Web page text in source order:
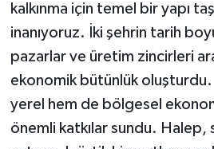
kalkınma için temel bir yapı
inanıyoruz. İki şehrin tarih
pazarlar ve üretim zincirleri
ekonomik bütünlük oluşturdu.
yerel hem de bölgesel
önemli katkılar sundu.